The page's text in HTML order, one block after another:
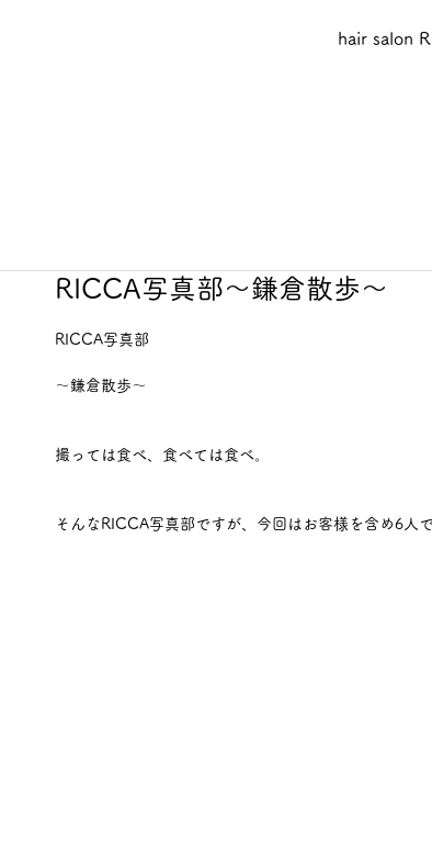
hair salon
RICCA写真部～鎌倉散歩～
RICCA写真部
～鎌倉散歩～
撮っては食べ、食べては食べ。
そんなRICCA写真部ですが、今回はお客様を含め6人